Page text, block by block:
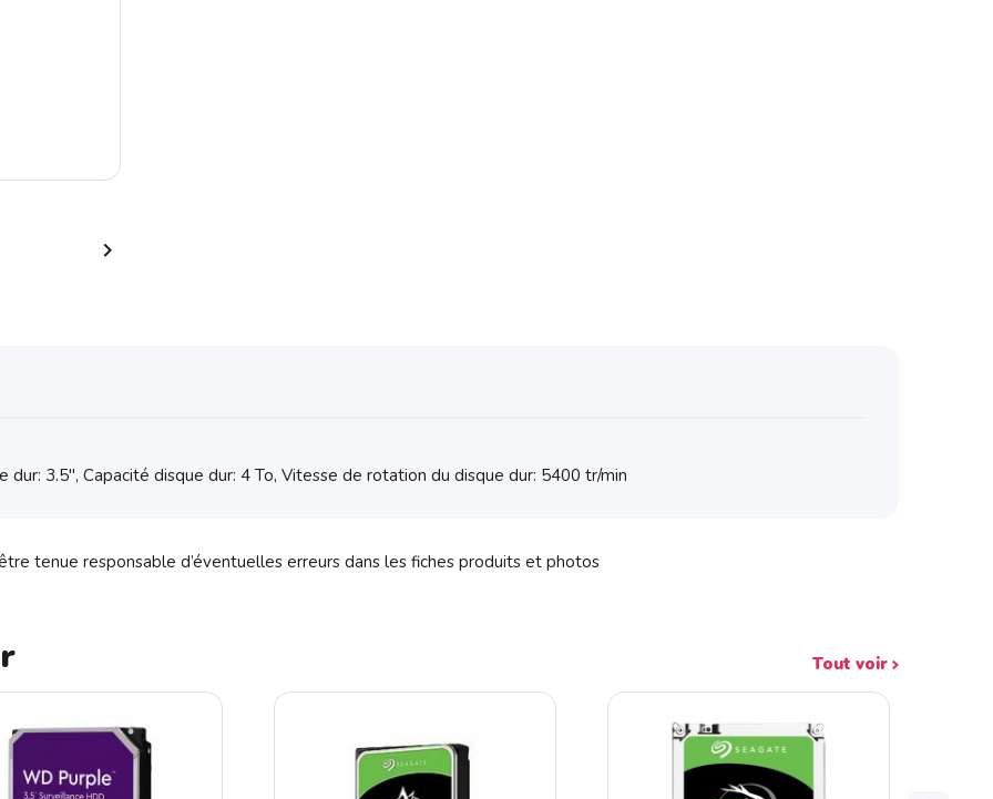

3.5", Capacité disque dur: 4 To, Vitesse de rotation du disque dur: 5400 tr/min
tenue responsable d’éventuelles erreurs dans les fiches produits et photos
Tout voir